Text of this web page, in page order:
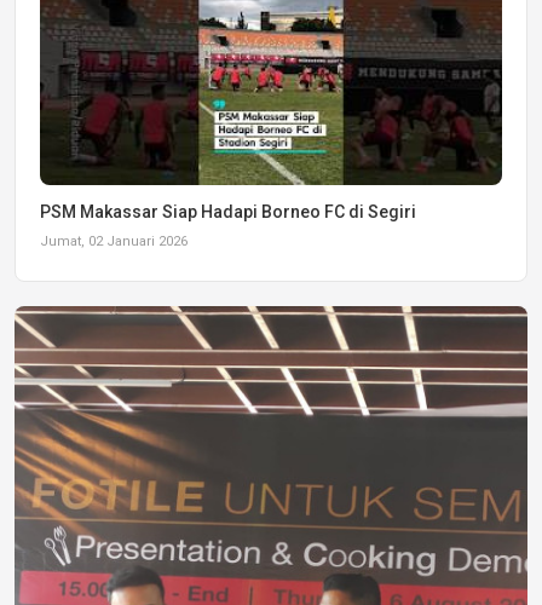
PSM Makassar Siap Hadapi Borneo FC di Segiri
Jumat, 02 Januari 2026